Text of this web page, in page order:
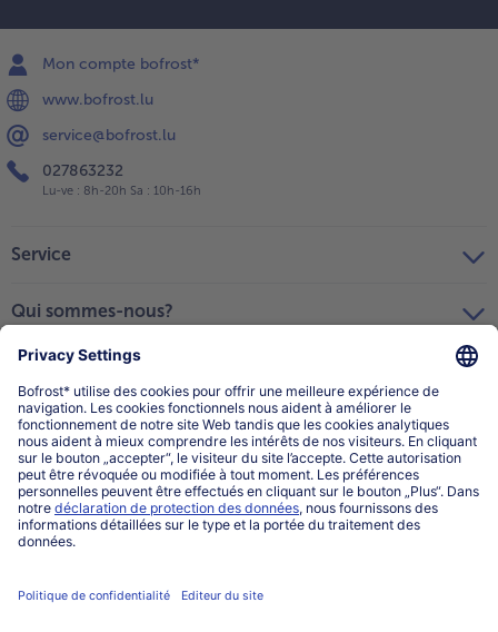
Mon compte bofrost*
www.bofrost.lu
service@bofrost.lu
027863232
Lu-ve : 8h-20h Sa : 10h-16h
Service
Qui sommes-nous?
Catégories